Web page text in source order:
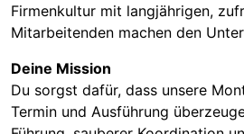
Firmenkultur mit langjährigen,
Mitarbeitenden machen den
Deine Mission
Du sorgst dafür, dass unsere
Termin und Ausführung